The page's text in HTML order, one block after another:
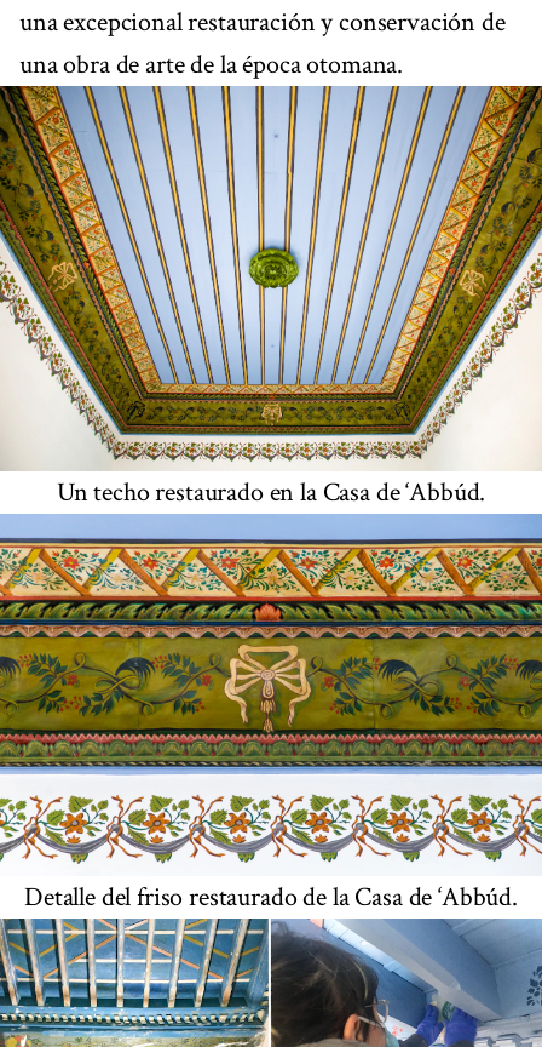
una excepcional restauración y conservación de
una obra de arte de la época otomana.
Un techo restaurado en la Casa de ‘Abbúd.
Detalle del friso restaurado de la Casa de ‘Abbúd.